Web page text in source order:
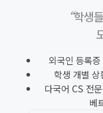
“학생
외국인 등록
학생 개별
다국어 CS 전
베